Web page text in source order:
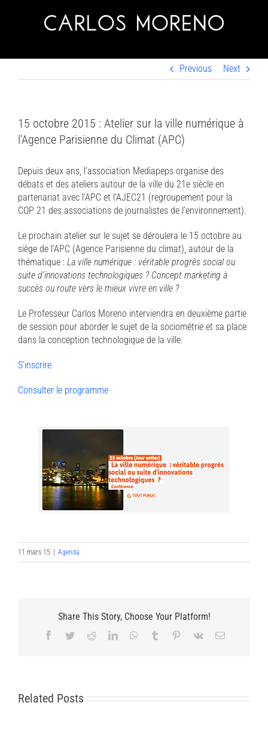
Previous Next
15 octobre 2015 : Atelier sur la ville numérique à
l’Agence Parisienne du Climat (APC)
Depuis deux ans, l’association Mediapeps organise des
débats et des ateliers autour de la ville du 21e siècle en
partenariat avec l’APC et l’AJEC21 (regroupement pour la
COP 21 des associations de journalistes de l’environnement).
Le prochain atelier sur le sujet se déroulera le 15 octobre au
siège de l’APC (Agence Parisienne du climat), autour de la
thématique : La ville numérique : véritable progrès social ou
suite d’innovations technologiques ? Concept marketing à
succès ou route vers le mieux vivre en ville ?
Le Professeur Carlos Moreno interviendra en deuxième partie
de session pour aborder le sujet de la sociométrie et sa place
dans la conception technologique de la ville.
S’inscrire
Consulter le programme
11 mars 15 Agenda
Share This Story, Choose Your Platform!
Facebook
TwitterRedditLinkedInWhatsApp
Tumblr Pinterest
Vk Email
Related Posts